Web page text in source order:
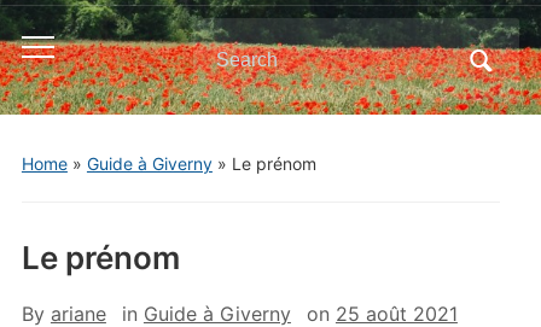
Toggle
mobile
menu
Search
for:
Home» Guide à Giverny» Le prénom
Le prénom
By ariane in Guide à Giverny on 25 août 2021